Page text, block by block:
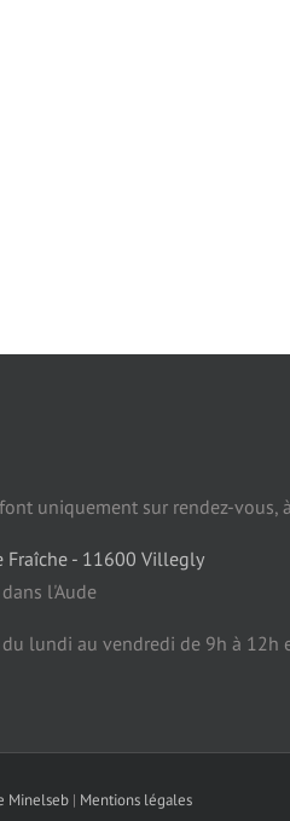
uniquement sur rendez-vous,
Fraîche - 11600 Villegly
l'Aude
lundi au vendredi de 9h à 12h
Minelseb | Mentions légales